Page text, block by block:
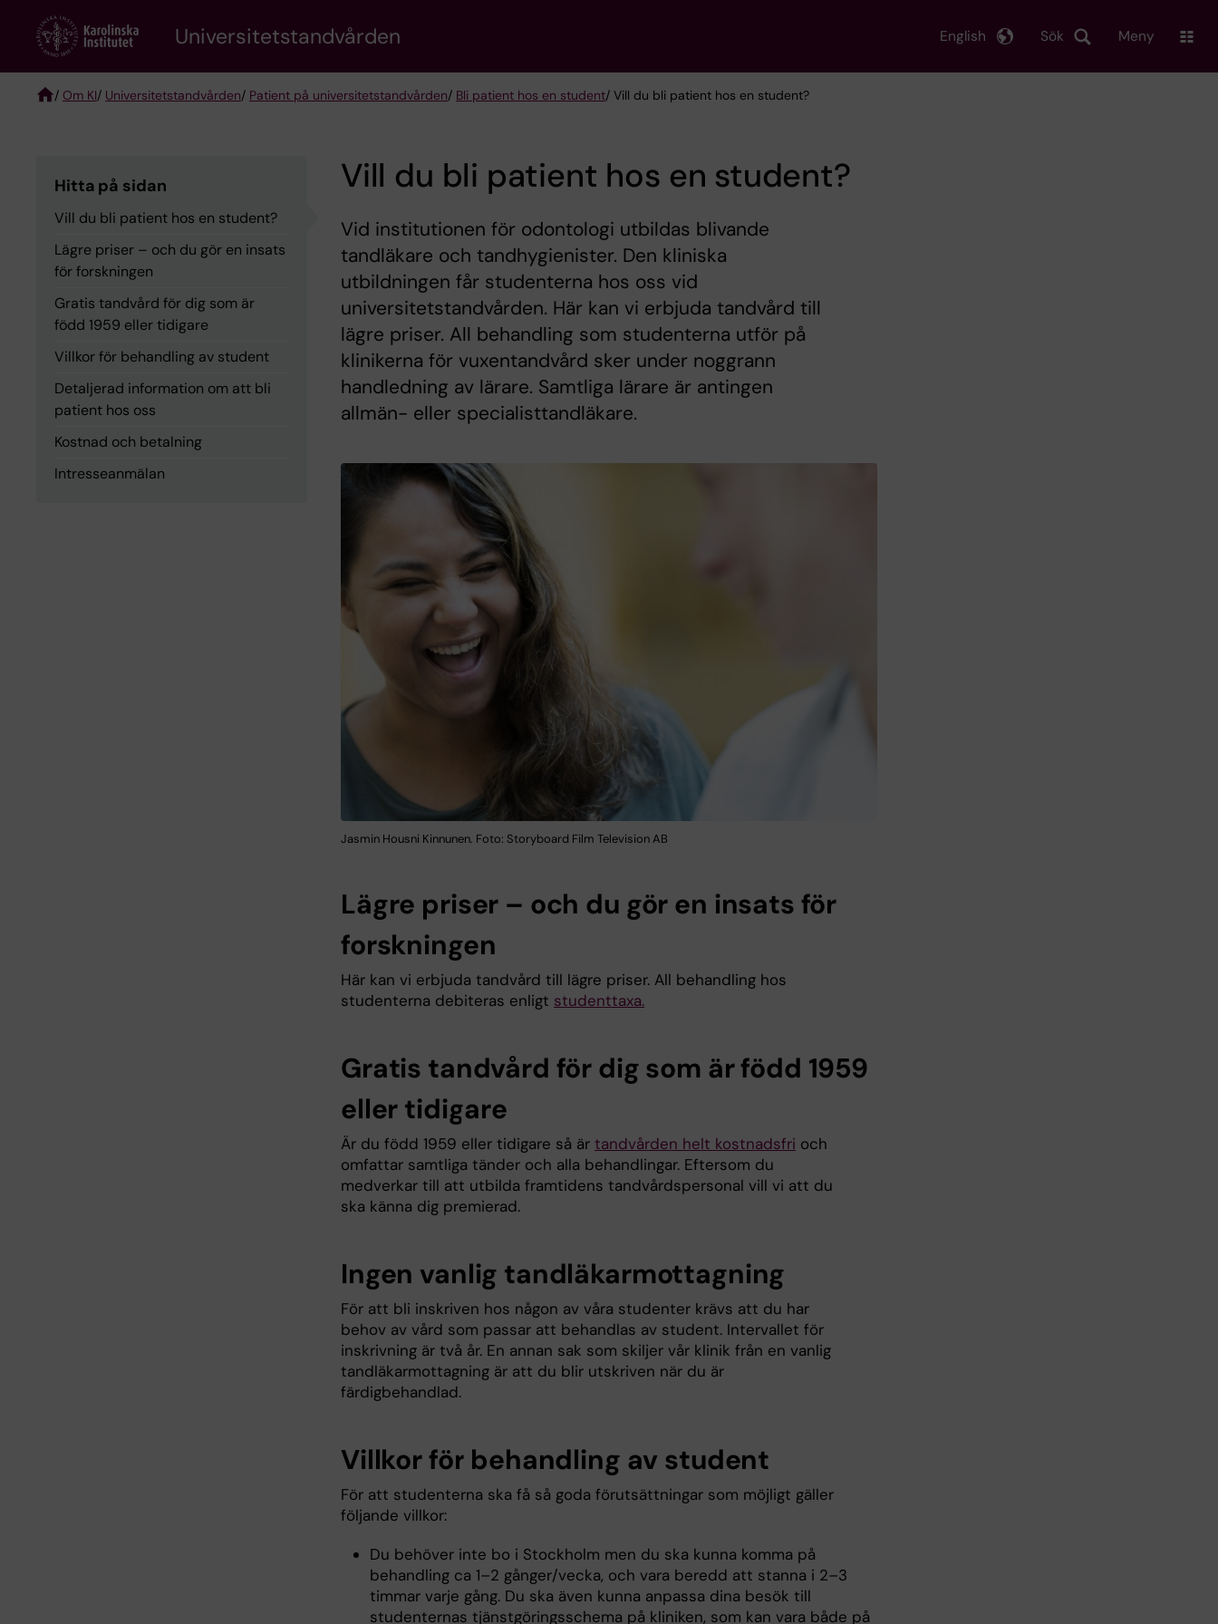
content
Universitetstandvården Sök
English Meny
/ Om KI/ Universitetstandvården/ Patient på universitetstandvården/ Bli patient hos en student/ Vill du bli patient hos en student?
Hitta på sidan
Vill du bli patient hos en student?
Lägre priser – och du gör en insats
för forskningen
Gratis tandvård för dig som är
född 1959 eller tidigare
Villkor för behandling av student
Detaljerad information om att bli
patient hos oss
Kostnad och betalning
Intresseanmälan
Vill du bli patient hos en student?
Vid institutionen för odontologi utbildas blivande
tandläkare och tandhygienister. Den kliniska
utbildningen får studenterna hos oss vid
universitetstandvården. Här kan vi erbjuda tandvård till
lägre priser. All behandling som studenterna utför på
klinikerna för vuxentandvård sker under noggrann
handledning av lärare. Samtliga lärare är antingen
allmän- eller specialisttandläkare.
Jasmin Housni Kinnunen. Foto: Storyboard Film Television AB
Lägre priser – och du gör en insats för
forskningen
Här kan vi erbjuda tandvård till lägre priser. All behandling hos
studenterna debiteras enligt studenttaxa.
Gratis tandvård för dig som är född 1959
eller tidigare
Är du född 1959 eller tidigare så är tandvården helt kostnadsfri och
omfattar samtliga tänder och alla behandlingar. Eftersom du
medverkar till att utbilda framtidens tandvårdspersonal vill vi att du
ska känna dig premierad.
Ingen vanlig tandläkarmottagning
För att bli inskriven hos någon av våra studenter krävs att du har
behov av vård som passar att behandlas av student. Intervallet för
inskrivning är två år. En annan sak som skiljer vår klinik från en vanlig
tandläkarmottagning är att du blir utskriven när du är
färdigbehandlad.
Villkor för behandling av student
För att studenterna ska få så goda förutsättningar som möjligt gäller
följande villkor:
Du behöver inte bo i Stockholm men du ska kunna komma på
behandling ca 1–2 gånger/vecka, och vara beredd att stanna i 2–3
timmar varje gång. Du ska även kunna anpassa dina besök till
studenternas tjänstgöringsschema på kliniken, som kan vara både på